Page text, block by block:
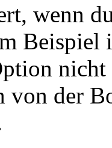
wenn
Beispiel
von der